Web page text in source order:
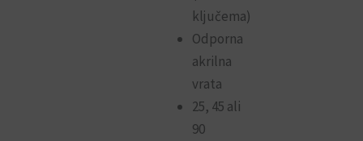
ključema)
Odporna
akrilna
vrata
25, 45 ali
90